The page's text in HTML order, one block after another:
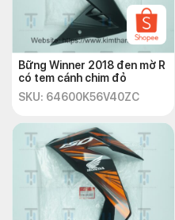
Bững Winner 2018 đen mờ R
có tem cánh chim đỏ
SKU: 64600K56V40ZC